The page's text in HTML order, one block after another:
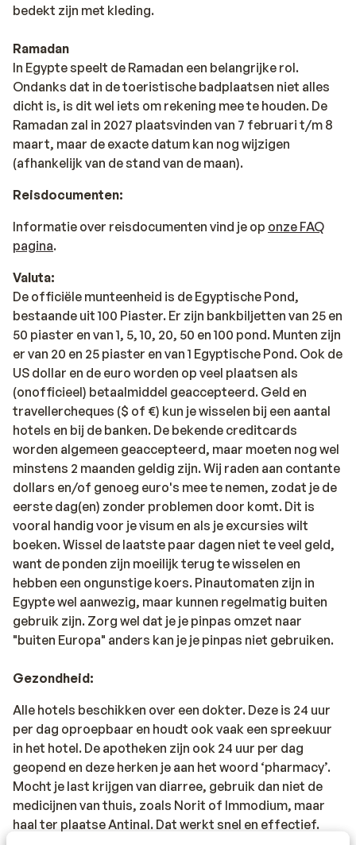
bedekt zijn met kleding.
Ramadan
In Egypte speelt de Ramadan een belangrijke rol.
Ondanks dat in de toeristische badplaatsen niet alles
dicht is, is dit wel iets om rekening mee te houden. De
Ramadan zal in 2027 plaatsvinden van 7 februari t/m 8
maart, maar de exacte datum kan nog wijzigen
(afhankelijk van de stand van de maan).
Reisdocumenten:
Informatie over reisdocumenten vind je op onze FAQ
pagina.
Valuta:
De officiële munteenheid is de Egyptische Pond,
bestaande uit 100 Piaster. Er zijn bankbiljetten van 25 en
50 piaster en van 1, 5, 10, 20, 50 en 100 pond. Munten zijn
er van 20 en 25 piaster en van 1 Egyptische Pond. Ook de
US dollar en de euro worden op veel plaatsen als
(onofficieel) betaalmiddel geaccepteerd. Geld en
travellercheques ($ of €) kun je wisselen bij een aantal
hotels en bij de banken. De bekende creditcards
worden algemeen geaccepteerd, maar moeten nog wel
minstens 2 maanden geldig zijn. Wij raden aan contante
dollars en/of genoeg euro's mee te nemen, zodat je de
eerste dag(en) zonder problemen door komt. Dit is
vooral handig voor je visum en als je excursies wilt
boeken. Wissel de laatste paar dagen niet te veel geld,
want de ponden zijn moeilijk terug te wisselen en
hebben een ongunstige koers. Pinautomaten zijn in
Egypte wel aanwezig, maar kunnen regelmatig buiten
gebruik zijn. Zorg wel dat je je pinpas omzet naar
"buiten Europa" anders kan je je pinpas niet gebruiken.
Gezondheid:
Alle hotels beschikken over een dokter. Deze is 24 uur
per dag oproepbaar en houdt ook vaak een spreekuur
in het hotel. De apotheken zijn ook 24 uur per dag
geopend en deze herken je aan het woord ‘pharmacy’.
Mocht je last krijgen van diarree, gebruik dan niet de
medicijnen van thuis, zoals Norit of Immodium, maar
haal ter plaatse Antinal. Dat werkt snel en effectief.